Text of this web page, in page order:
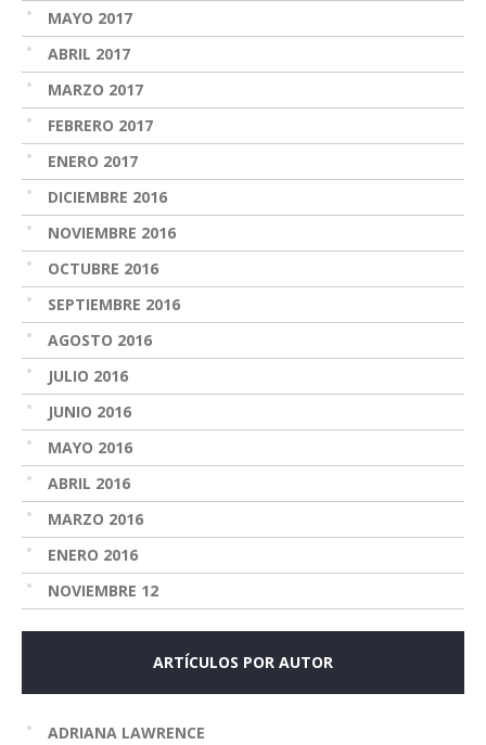
MAYO 2017
ABRIL 2017
MARZO 2017
FEBRERO 2017
ENERO 2017
DICIEMBRE 2016
NOVIEMBRE 2016
OCTUBRE 2016
SEPTIEMBRE 2016
AGOSTO 2016
JULIO 2016
JUNIO 2016
MAYO 2016
ABRIL 2016
MARZO 2016
ENERO 2016
NOVIEMBRE 12
ARTÍCULOS POR AUTOR
ADRIANA LAWRENCE